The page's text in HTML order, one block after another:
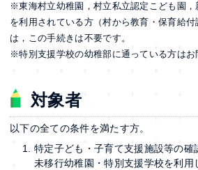
※東海村立幼稚園，村立私立認定こども園，
を利用されている方（村から教育・保育給付
は，この手続きは不要です。
※特別支援学校の幼稚部に通っている方はお
対象者
以下の全ての条件を満たす方。
特定子ども・子育て支援施設等の確
未移行幼稚園・特別支援学校を利用